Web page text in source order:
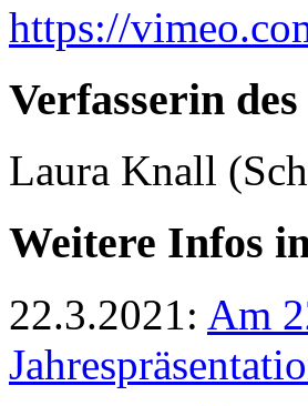
https://
Verfasserin
Laura Knall
Weitere Infos
22.3.2021: Am